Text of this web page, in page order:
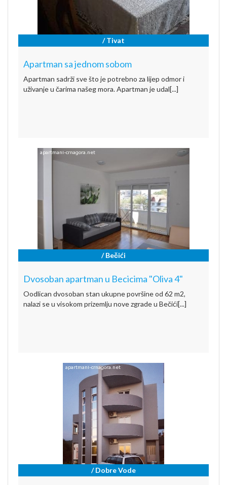
/ Tivat
Apartman sa jednom sobom
Apartman sadrži sve što je potrebno za lijep odmor i
uživanje u čarima našeg mora. Apartman je udal[...]
/ Bečići
Dvosoban apartman u Becicima "Oliva 4"
Oodlican dvosoban stan ukupne površine od 62 m2,
nalazi se u visokom prizemlju nove zgrade u Bečići[...]
/ Dobre Vode